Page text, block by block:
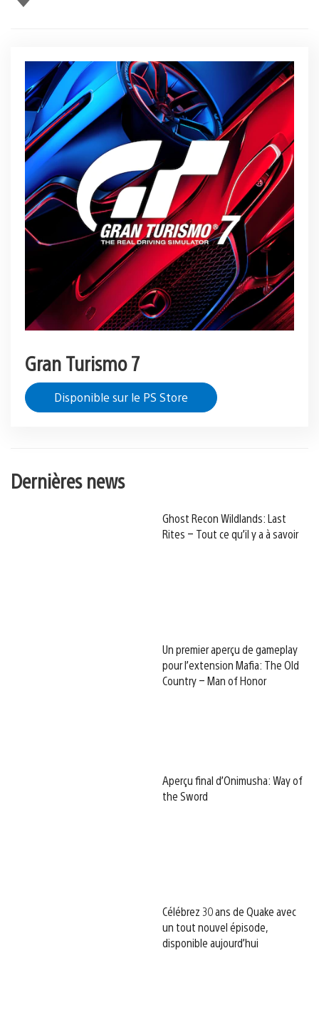
Gran Turismo 7
Disponible sur le PS Store
Dernières news
Ghost Recon Wildlands: Last
Rites – Tout ce qu’il y a à savoir
Un premier aperçu de gameplay
pour l’extension Mafia: The Old
Country – Man of Honor
Aperçu final d’Onimusha: Way of
the Sword
Célébrez 30 ans de Quake avec
un tout nouvel épisode,
disponible aujourd’hui